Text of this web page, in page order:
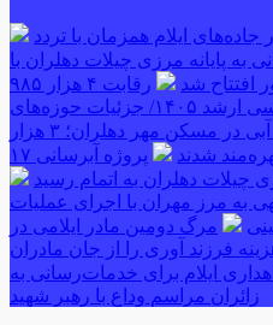
در جاده‌های ایلام همزمان با تردد
به پایانه مرزی چیلات دهلران با
افتتاح شد
رقابت ۴ هزار ۹۸۵
داوطلب ایلامی در آزمون کارشناسی ارشد ۱۴۰۵/ جزئیات حوزه‌های
پایان تنش آبی در مسکن مهر دهلران؛ ۳ هزار
شدند
پروژه آبرسانی ۱۷
چیلات دهلران به اتمام رسید
به مرز مهران با اجرای عملیات
مرگ دومین مادر ایلامی در
فرزند آوری را از جان مادران
ایلام برای خدمات‌رسانی به
زائران مراسم وداع با رهبر شهید